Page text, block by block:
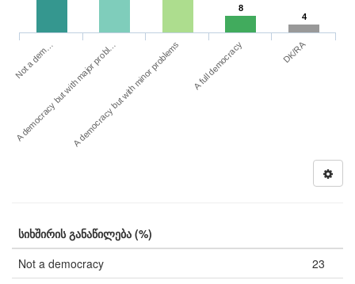
8
4
Not a dem…
A democracy but with major probl…A democracy but with minor problems A full democracy DK/RA
სიხშირის განაწილება (%)
Not a democracy
23